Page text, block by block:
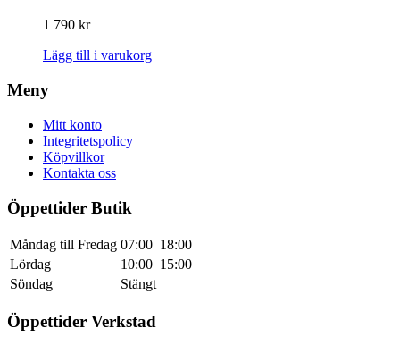
1 790 kr
Lägg till i varukorg
Meny
Mitt konto
Integritetspolicy
Köpvillkor
Kontakta oss
Öppettider Butik
Måndag till Fredag 07:00 18:00
Lördag
10:00 15:00
Söndag
Stängt
Öppettider Verkstad